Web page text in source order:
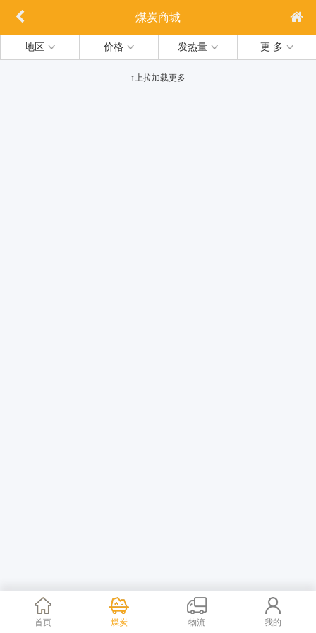
煤炭商城
地区 价格 发热量 更 多
↑上拉加载更多
首页 煤炭 物流 我的